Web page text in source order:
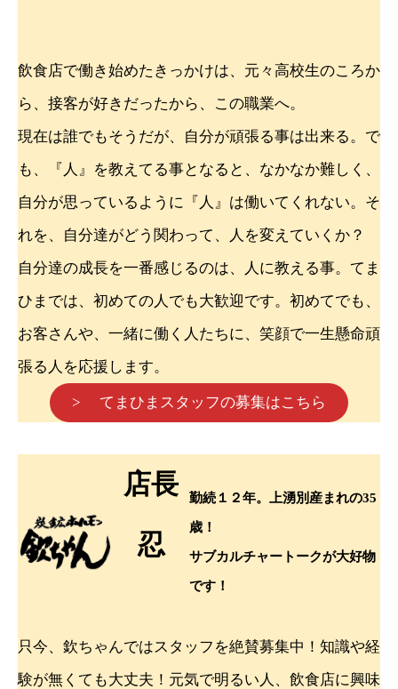
飲食店で働き始めたきっかけは、元々高校生のころか
ら、接客が好きだったから、この職業へ。
現在は誰でもそうだが、自分が頑張る事は出来る。で
も、『人』を教えてる事となると、なかなか難しく、
自分が思っているように『人』は働いてくれない。そ
れを、自分達がどう関わって、人を変えていくか？
自分達の成長を一番感じるのは、人に教える事。てま
ひまでは、初めての人でも大歓迎です。初めてでも、
お客さんや、一緒に働く人たちに、笑顔で一生懸命頑
張る人を応援します。
> てまひまスタッフの募集はこちら
店長
忍
勤続１２年。上湧別産まれの35
歳！
サブカルチャートークが大好物
です！
只今、欽ちゃんではスタッフを絶賛募集中！知識や経
験が無くても大丈夫！元気で明るい人、飲食店に興味